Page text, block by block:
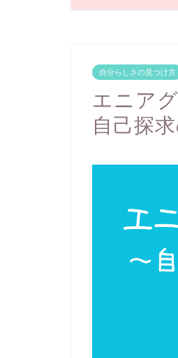
自分らしさの見つけ方
エニア
自己探